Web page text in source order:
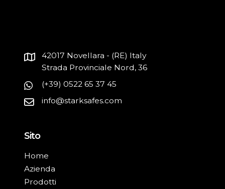
42017 Novellara - (RE) Italy
Strada Provinciale Nord, 36
(+39) 0522 65 37 45
info@starksafes.com
Sito
Home
Azienda
Prodotti